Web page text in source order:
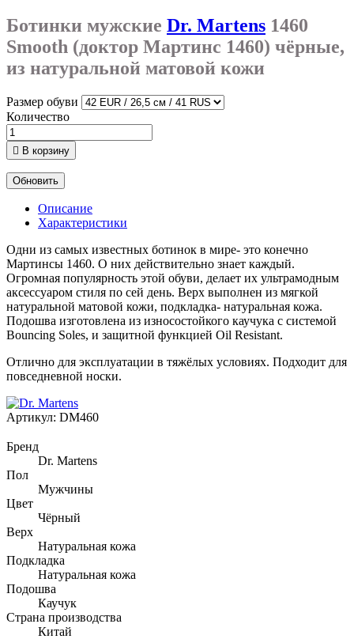
Ботинки мужские Dr. Martens 1460
Smooth (доктор Мартинс 1460) чёрные,
из натуральной матовой кожи
Размер обуви
Количество
 В корзину
Описание
Характеристики
Одни из самых известных ботинок в мире- это конечно
Мартинсы 1460. О них действительно знает каждый.
Огромная популярность этой обуви, делает их ультрамодным
аксессуаром стиля по сей день. Верх выполнен из мягкой
натуральной матовой кожи, подкладка- натуральная кожа.
Подошва изготовлена из износостойкого каучука с системой
Bouncing Soles, и защитной функцией Oil Resistant.
Отлично для эксплуатации в тяжёлых условиях. Подходит для
повседневной носки.
Артикул: DM460
Бренд
Dr. Martens
Пол
Мужчины
Цвет
Чёрный
Верх
Натуральная кожа
Подкладка
Натуральная кожа
Подошва
Каучук
Страна производства
Китай